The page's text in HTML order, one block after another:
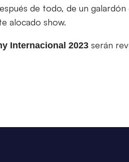
de todo, de un
alocado show.
Internacional 2023 serán